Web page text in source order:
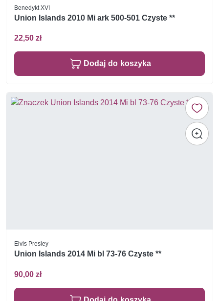
Benedykt XVI
Union Islands 2010 Mi ark 500-501 Czyste **
22,50 zł
Dodaj do koszyka
Elvis Presley
Union Islands 2014 Mi bl 73-76 Czyste **
90,00 zł